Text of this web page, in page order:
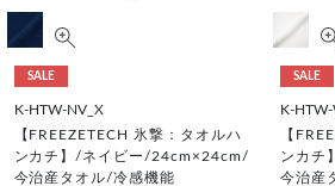
SALE
K-HTW-NV_X
【FREEZETECH 氷撃：タオルハ
ンカチ】/ネイビー/24cm×24cm/
今治産タオル/冷感機能
SALE
K-
【
ンカチ
今治産